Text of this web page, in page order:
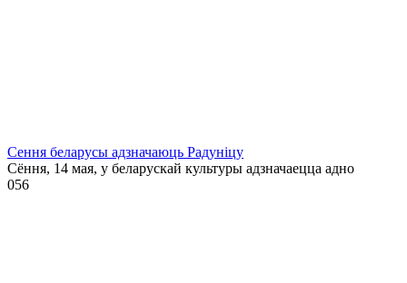
Сення беларусы адзначаюць Радуніцу
Сёння, 14 мая, у беларускай культуры адзначаецца адно
056